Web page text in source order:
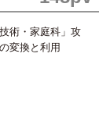
術・家庭科」攻
変換と利用